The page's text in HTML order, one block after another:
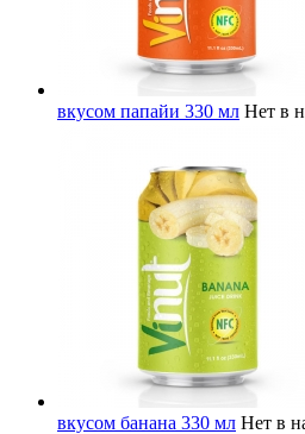
вкусом папайи 330 мл Нет в
вкусом банана 330 мл Нет в